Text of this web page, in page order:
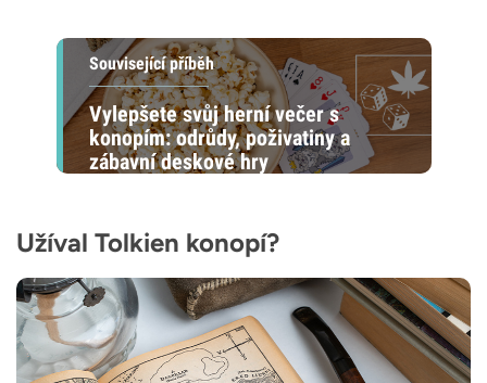
Související příběh
Vylepšete svůj herní večer s
konopím: odrůdy, poživatiny a
zábavní deskové hry
Užíval Tolkien konopí?